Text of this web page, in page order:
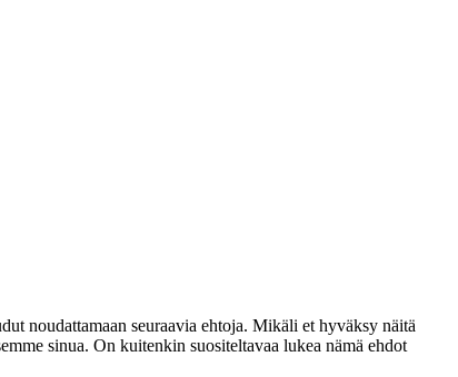
noudattamaan seuraavia ehtoja. Mikäli et hyväksy näitä
sinua. On kuitenkin suositeltavaa lukea nämä ehdot